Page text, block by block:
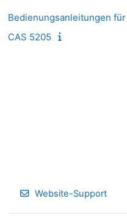
Bedienungsanleitungen
CAS 5205
Website-Support